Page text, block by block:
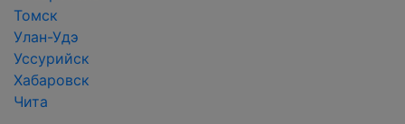
Томск
Улан-Удэ
Уссурийск
Хабаровск
Чита